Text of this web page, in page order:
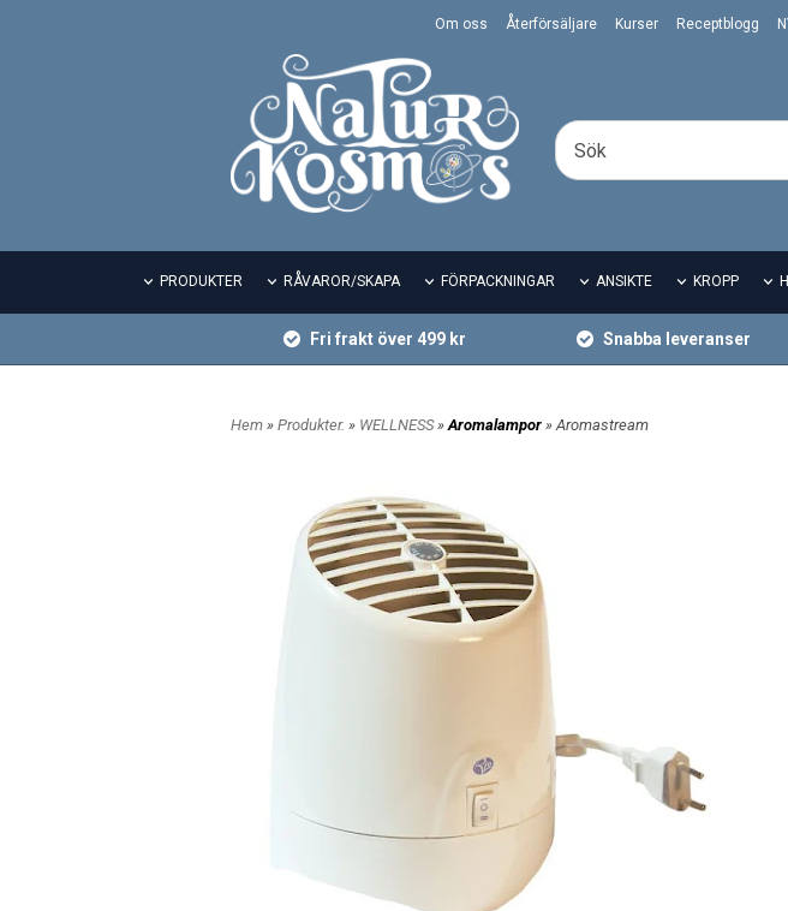
Om oss Återförsäljare Kurser Receptblogg
PRODUKTER RÅVAROR/SKAPA FÖRPACKNINGAR ANSIKTE KROPP
Fri frakt över 499 kr Snabba leveranser
Hem » Produkter. » WELLNESS»Aromalampor » Aromastream